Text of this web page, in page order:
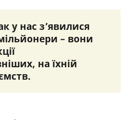
у нас з’явилися
– вони
на їхній